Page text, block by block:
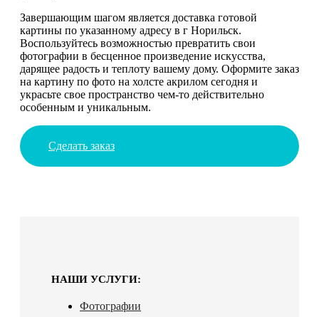
Завершающим шагом является доставка готовой
картины по указанному адресу в г Норильск.
Воспользуйтесь возможностью превратить свои
фотографии в бесценное произведение искусства,
дарящее радость и теплоту вашему дому. Оформите заказ
на картину по фото на холсте акрилом сегодня и
украсьте свое пространство чем-то действительно
особенным и уникальным.
Сделать заказ
НАШИ УСЛУГИ:
Фотографии